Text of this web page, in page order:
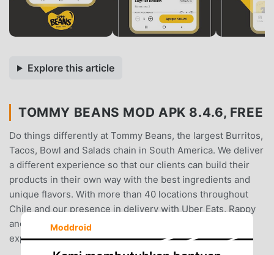
Explore this article
TOMMY BEANS MOD APK 8.4.6, FREE
Do things differently at Tommy Beans, the largest Burritos,
Tacos, Bowl and Salads chain in South America. We deliver
a different experience so that our clients can build their
products in their own way with the best ingredients and
unique flavors. With more than 40 locations throughout
Chile and our presence in delivery with Uber Eats, Rappy
and Orders Ya, we manage to deliver a different
experience to more than 5 million customers a year.
Moddroid